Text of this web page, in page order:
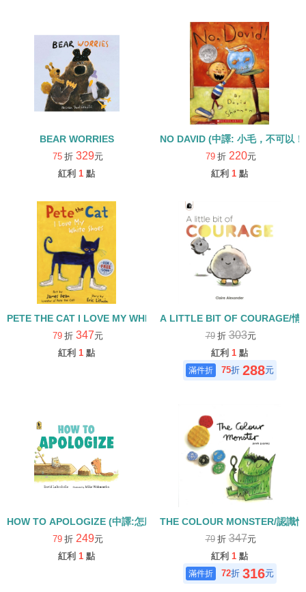
BEAR WORRIES
75 折 329元
紅利 1 點
NO DAVID (中譯: 小毛，不可以！
79 折 220元
紅利 1 點
PETE THE CAT I LOVE MY WHITE SHOES(中譯：皮皮貓—我愛我
79 折 347元
紅利 1 點
A LITTLE BIT OF COURAGE/情
79 折303元
紅利 1 點
75折 288元
HOW TO APOLOGIZE (中譯:怎麼說對不起)
79 折 249元
紅利 1 點
THE COLOUR MONSTER/認識
79 折347元
紅利 1 點
72折 316元